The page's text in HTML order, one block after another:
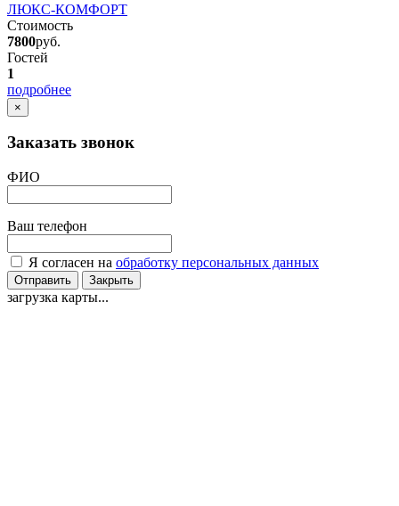
ЛЮКС-КОМФОРТ
Стоимость
7800руб.
Гостей
1
подробнее
×
Заказать звонок
ФИО
Ваш телефон
Я согласен на обработку персональных данных
Отправить Закрыть
загрузка карты...